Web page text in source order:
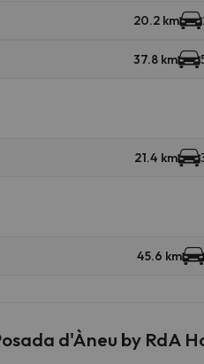
20.2 km
37.8 km
21.4 km
45.6 km
d'Àneu by RdA